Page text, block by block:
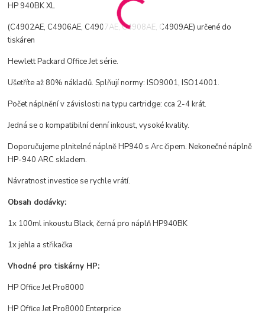
HP 940BK XL
( C4902AE, C4906AE , C4907AE , C4908AE , C4909AE )určené do
tiskáren
Hewlett Packard Office Jet série.
Ušetříte až 80% nákladů. Splňují normy: ISO9001, ISO14001.
Počet náplnění v závislosti na typu cartridge: cca 2-4 krát.
Jedná se o kompatibilní denní inkoust, vysoké kvality.
Doporučujeme plnitelné náplně HP940 s Arc čipem. Nekonečné náplně
HP-940 ARC skladem.
Návratnost investice se rychle vrátí.
Obsah dodávky:
1x 100ml inkoustuBlack, černápro náplň HP940BK
1x jehla a střikačka
Vhodné pro tiskárny HP:
HP Office Jet Pro8000
HP Office Jet Pro8000 Enterprice